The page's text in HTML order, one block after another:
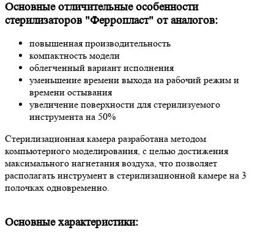
Основные отличительные особенности
стерилизаторов "Ферропласт" от аналогов:
повышенная производительность
компактность модели
облегченный вариант исполнения
уменьшение времени выхода на рабочий режим и
времени остывания
увеличение поверхности для стерилизуемого
инструмента на 50%
Стерилизационная камера разработана методом
компьютерного моделирования, с целью достижения
максимального нагнетания воздуха, что позволяет
располагать инструмент в стерилизационной камере на 3
полочках одновременно.
Основные характеристики: